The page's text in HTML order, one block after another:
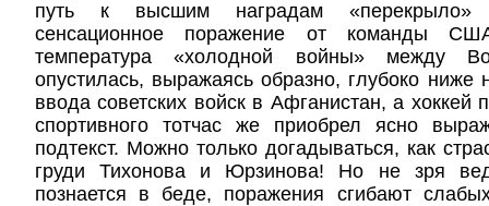
путь к высшим наградам «перекрыло»
сенсационное поражение от команды
температура «холодной войны» между
опустилась, выражаясь образно, глубоко ниже
ввода советских войск в Афганистан, а хоккей
спортивного тотчас же приобрел ясно
подтекст. Можно только догадываться, как
груди Тихонова и Юрзинова! Но не зря
познается в беде, поражения сгибают